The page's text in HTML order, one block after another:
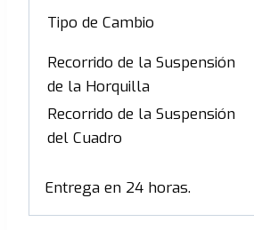
Tipo de Cambio
Recorrido de la Suspensión
de la Horquilla
Recorrido de la Suspensión
del Cuadro
Entrega en 24 horas.